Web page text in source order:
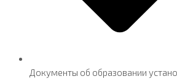
Документы об образовании